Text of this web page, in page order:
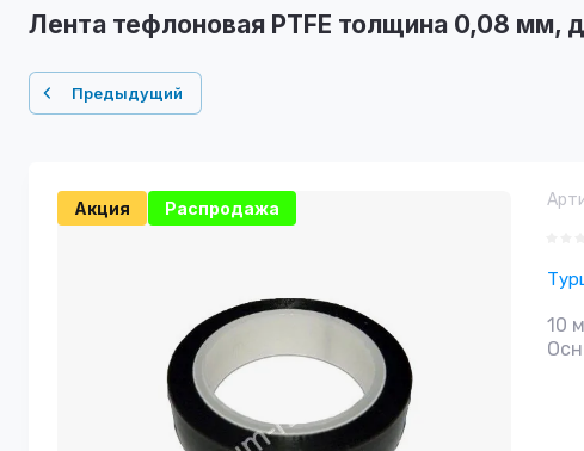
Лента тефлоновая PTFE толщина 0,08 мм,
Предыдущий
Акция Распродажа
10